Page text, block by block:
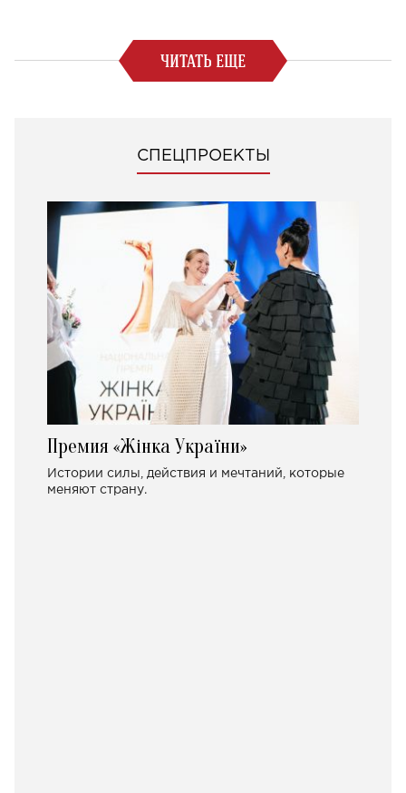
ЧИТАТЬ ЕЩЕ
СПЕЦПРОЕКТЫ
Премия «Жінка України»
Истории силы, действия и мечтаний, которые
меняют страну.